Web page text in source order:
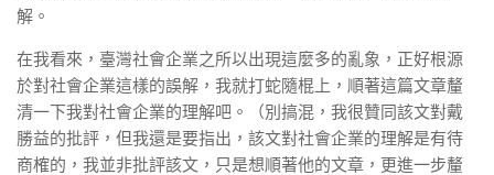
解。
在我看來，臺灣社會企業之所以出現這麼多的亂象，正好根源
於對社會企業這樣的誤解，我就打蛇隨棍上，順著這篇文章釐
清一下我對社會企業的理解吧。（別搞混，我很贊同該文對戴
勝益的批評，但我還是要指出，該文對社會企業的理解是有待
商榷的，我並非批評該文，只是想順著他的文章，更進一步釐